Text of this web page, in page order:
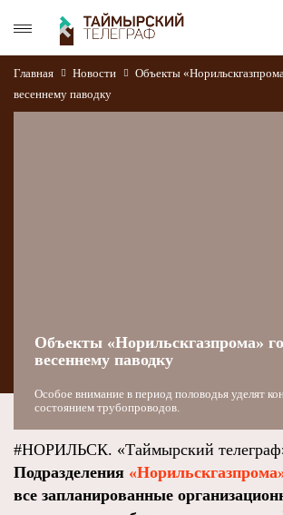
Главная Новости
Объекты
весеннему паводку
Объекты «Норильскгазпрома»
весеннему паводку
Особое внимание в период половодья уделят
состоянием трубопроводов.
#НОРИЛЬСК. «Таймырский
Подразделения
все запланированные